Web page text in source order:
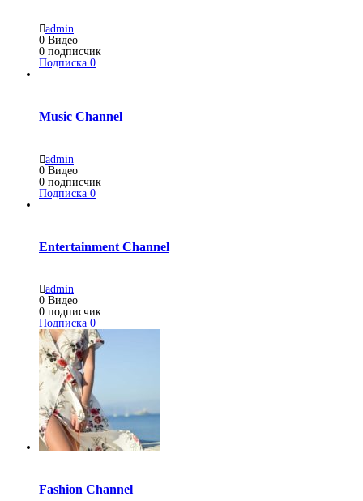
admin
0 Видео
0 подписчик
Подписка 0
Music Channel
admin
0 Видео
0 подписчик
Подписка 0
Entertainment Channel
admin
0 Видео
0 подписчик
Подписка 0
Fashion Channel